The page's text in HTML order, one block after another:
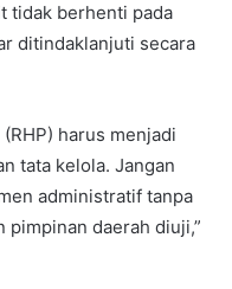
tidak berhenti pada
ditindaklanjuti secara
harus menjadi
tata kelola. Jangan
administratif tanpa
daerah diuji,”